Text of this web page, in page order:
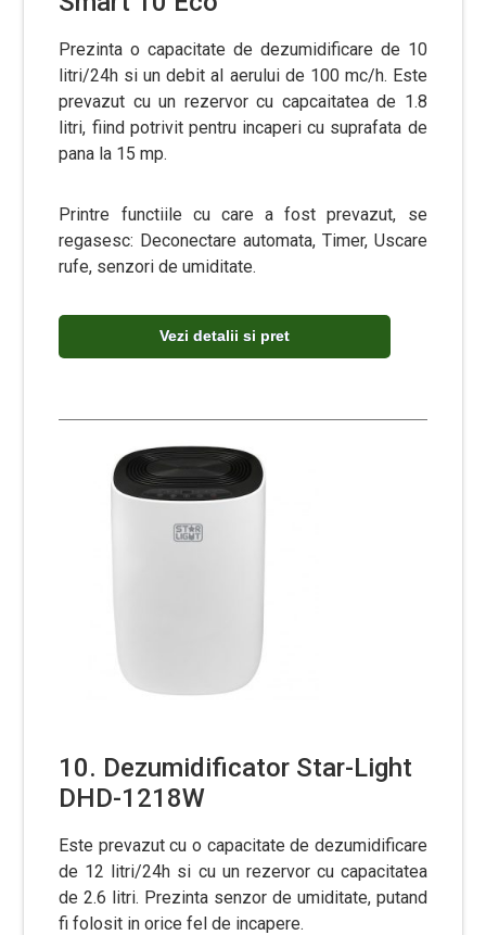
Prezinta o capacitate de dezumidificare de 10
litri/24h si un debit al aerului de 100 mc/h. Este
prevazut cu un rezervor cu capcaitatea de 1.8
litri, fiind potrivit pentru incaperi cu suprafata de
pana la 15 mp.
Printre functiile cu care a fost prevazut, se
regasesc: Deconectare automata, Timer, Uscare
rufe, senzori de umiditate.
Vezi detalii si pret
10. Dezumidificator Star-Light
DHD-1218W
Este prevazut cu o capacitate de dezumidificare
de 12 litri/24h si cu un rezervor cu capacitatea
de 2.6 litri. Prezinta senzor de umiditate, putand
fi folosit in orice fel de incapere.